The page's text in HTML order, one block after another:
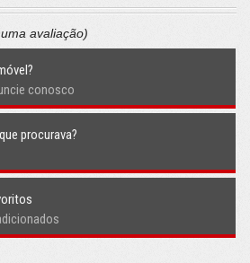
avaliação)
conosco
procurava?